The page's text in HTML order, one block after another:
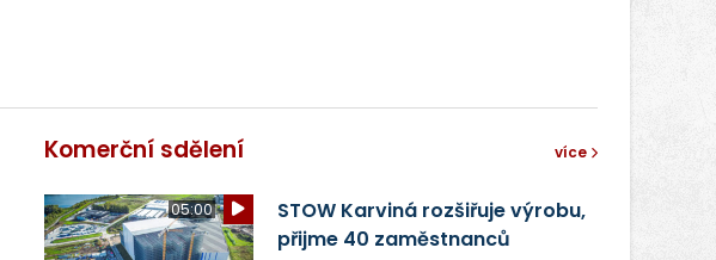
Komerční sdělení více
05:00
STOW Karviná rozšiřuje výrobu,
přijme 40 zaměstnanců